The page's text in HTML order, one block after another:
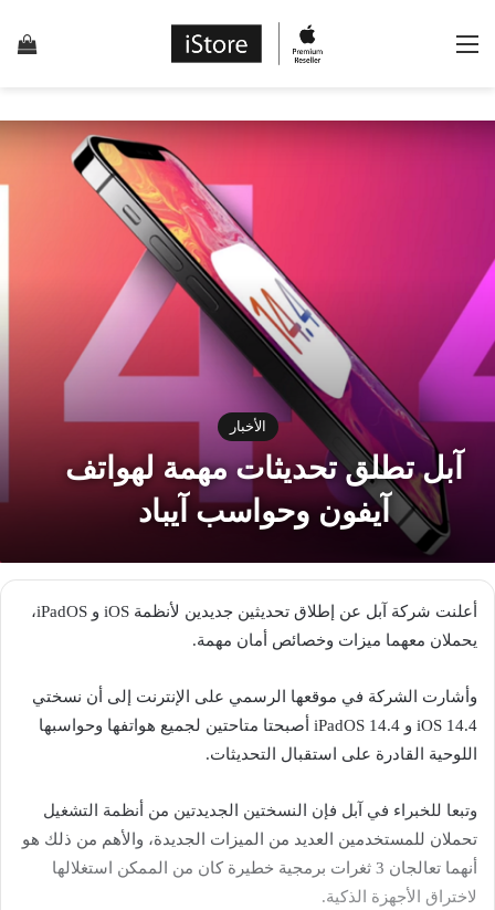
القائمة
الأخبار
آبل تطلق تحديثات مهمة لهواتف
آيفون وحواسب آيباد
أعلنت شركة آبل عن إطلاق تحديثين جديدين لأنظمة iOS و iPadOS،
يحملان معهما ميزات وخصائص أمان مهمة.
وأشارت الشركة في موقعها الرسمي على الإنترنت إلى أن نسختي
iOS 14.4 و iPadOS 14.4 أصبحتا متاحتين لجميع هواتفها وحواسبها
اللوحية القادرة على استقبال التحديثات.
وتبعا للخبراء في آبل فإن النسختين الجديدتين من أنظمة التشغيل
تحملان للمستخدمين العديد من الميزات الجديدة، والأهم من ذلك هو
أنهما تعالجان 3 ثغرات برمجية خطيرة كان من الممكن استغلالها
لاختراق الأجهزة الذكية.